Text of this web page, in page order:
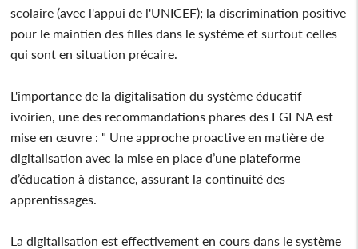
scolaire (avec l'appui de l'UNICEF); la discrimination positive
pour le maintien des filles dans le système et surtout celles
qui sont en situation précaire.
L'importance de la digitalisation du système éducatif
ivoirien, une des recommandations phares des EGENA est
mise en œuvre : " Une approche proactive en matière de
digitalisation avec la mise en place d’une plateforme
d’éducation à distance, assurant la continuité des
apprentissages.
La digitalisation est effectivement en cours dans le système